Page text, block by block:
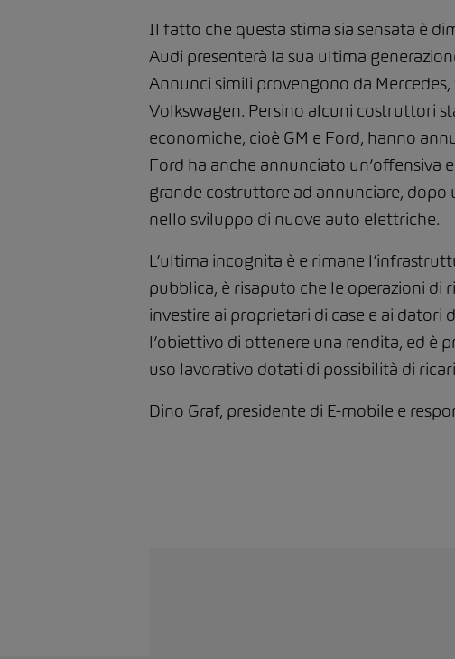
Il fatto che questa stima sia sensata è
Audi presenterà la sua ultima
Annunci simili provengono da
Volkswagen. Persino alcuni costruttori
economiche, cioè GM e Ford, hanno
Ford ha anche annunciato un’offensiva
grande costruttore ad annunciare, dopo
nello sviluppo di nuove auto elettriche.
L’ultima incognita è e rimane
pubblica, è risaputo che le operazioni di
investire ai proprietari di case e ai
l’obiettivo di ottenere una rendita, ed è
uso lavorativo dotati di possibilità di
Dino Graf, presidente di E-mobile e